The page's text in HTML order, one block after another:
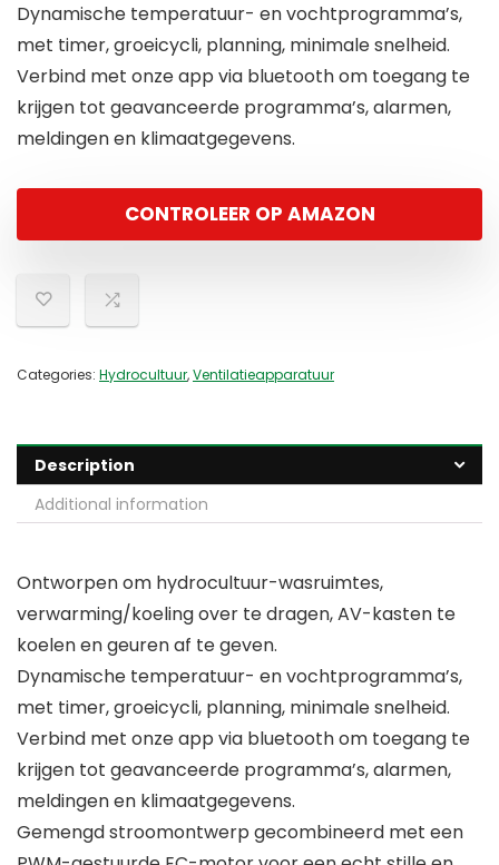
Dynamische temperatuur- en vochtprogramma’s,
met timer, groeicycli, planning, minimale snelheid.
Verbind met onze app via bluetooth om toegang te
krijgen tot geavanceerde programma’s, alarmen,
meldingen en klimaatgegevens.
CONTROLEER OP AMAZON
Categories: Hydrocultuur,Ventilatieapparatuur
Description
Additional information
Ontworpen om hydrocultuur-wasruimtes,
verwarming/koeling over te dragen, AV-kasten te
koelen en geuren af te geven.
Dynamische temperatuur- en vochtprogramma’s,
met timer, groeicycli, planning, minimale snelheid.
Verbind met onze app via bluetooth om toegang te
krijgen tot geavanceerde programma’s, alarmen,
meldingen en klimaatgegevens.
Gemengd stroomontwerp gecombineerd met een